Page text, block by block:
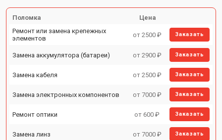
Поломка
Цена
Ремонт или замена крепежных
элементов
от 2500 ₽ Заказать
Замена аккумулятора (батареи) от 2900 ₽ Заказать
Замена кабеля от 2500 ₽ Заказать
Замена электронных компонентов от 7000 ₽ Заказать
Ремонт оптики от 600 ₽ Заказать
Замена линз от 7000 ₽ Заказать